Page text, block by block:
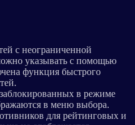
с неограниченной
указывать с помощью
функция быстрого
в режиме
в меню выбора.
для рейтинговых и